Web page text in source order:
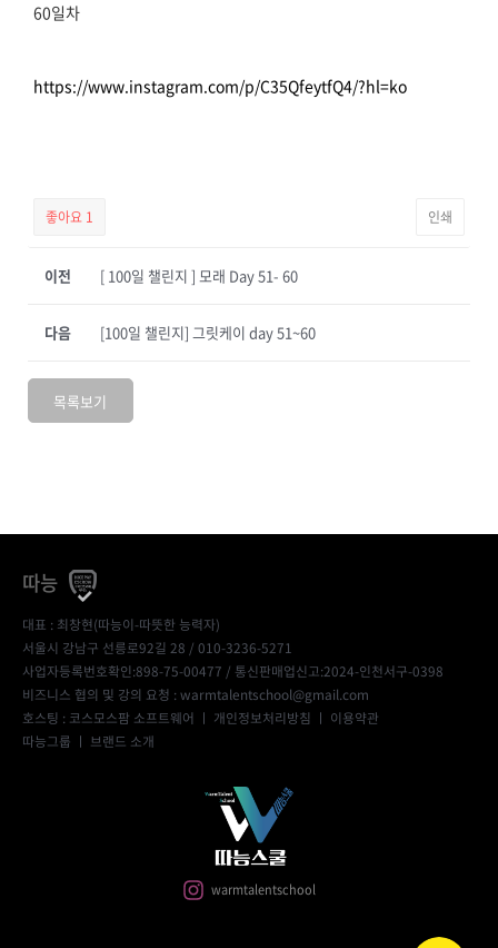
60일차
https://www.instagram.com/p/C35QfeytfQ4/?hl=ko
좋아요 1 인쇄
이전 [ 100일 챌린지 ] 모래 Day 51- 60
[100일 챌린지] 그릿케이 day 51~60
다음
목록보기
따능
대표 : 최창현(따능이-따뜻한 능력자)
서울시 강남구 선릉로92길 28 / 010-3236-5271
사업자등록번호확인:898-75-00477 / 통신판매업신고:2024-인천서구-0398
비즈니스 협의 및 강의 요청 : warmtalentschool@gmail.com
호스팅 : 코스모스팜 소프트웨어 ㅣ 개인정보처리방침 ㅣ 이용약관
따능그룹 ㅣ 브랜드 소개
warmtalentschool